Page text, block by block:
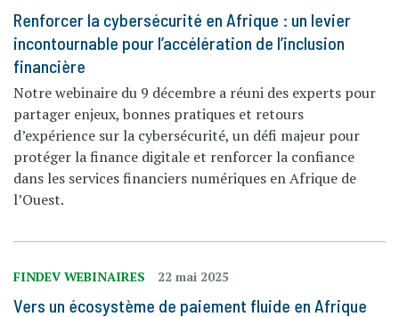
Renforcer la cybersécurité en Afrique : un levier
incontournable pour l’accélération de l’inclusion
financière
Notre webinaire du 9 décembre a réuni des experts pour
partager enjeux, bonnes pratiques et retours
d’expérience sur la cybersécurité, un défi majeur pour
protéger la finance digitale et renforcer la confiance
dans les services financiers numériques en Afrique de
l’Ouest.
FINDEV WEBINAIRES 22 mai 2025
Vers un écosystème de paiement fluide en Afrique